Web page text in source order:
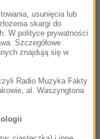
być legalnym
usunięcia lub
skargi do
W polityce prywatności
Szczegółowe
znajdują się w
Radio Muzyka Fakty
al. Waszyngtona